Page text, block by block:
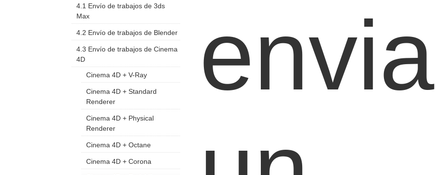
4.1 Envío de trabajos de 3ds
Max
4.2 Envío de trabajos de Blender
4.3 Envío de trabajos de Cinema
4D
Cinema 4D + V-Ray
Cinema 4D + Standard
Renderer
Cinema 4D + Physical
Renderer
Cinema 4D + Octane
Cinema 4D + Corona